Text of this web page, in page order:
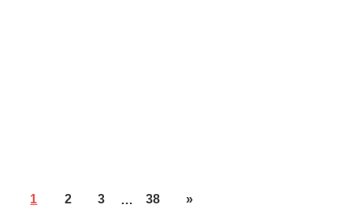
1 2 3 … 38 »